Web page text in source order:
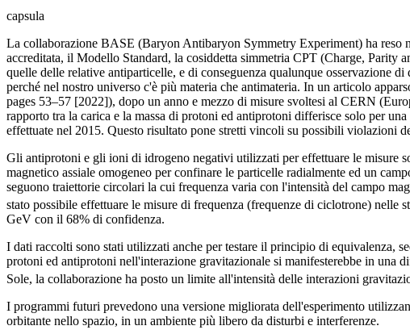
capsula
La collaborazione BASE (Baryon Antibaryon Symmetry Experiment) ha reso
accreditata, il Modello Standard, la cosiddetta simmetria CPT (Charge, Parity
quelle delle relative antiparticelle, e di conseguenza qualunque osservazione
perché nel nostro universo c'è più materia che antimateria. In un articolo
pages 53–57 [2022]), dopo un anno e mezzo di misure svoltesi al CERN
rapporto tra la carica e la massa di protoni ed antiprotoni differisce solo per
effettuate nel 2015. Questo risultato pone stretti vincoli su possibili violazioni
Gli antiprotoni e gli ioni di idrogeno negativi utilizzati per effettuare le misure
magnetico assiale omogeneo per confinare le particelle radialmente ed un
seguono traiettorie circolari la cui frequenza varia con l'intensità del campo
stato possibile effettuare le misure di frequenza (frequenze di ciclotrone)
GeV con il 68% di confidenza.
I dati raccolti sono stati utilizzati anche per testare il principio di equivalenza,
protoni ed antiprotoni nell'interazione gravitazionale si manifesterebbe in una
Sole, la collaborazione ha posto un limite all'intensità delle interazioni
I programmi futuri prevedono una versione migliorata dell'esperimento
orbitante nello spazio, in un ambiente più libero da disturbi e interferenze.